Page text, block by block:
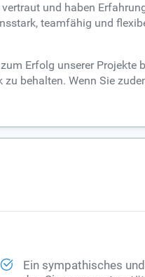
und haben
teamfähig und
Erfolg unserer Projekte
behalten. Wenn Sie
Ein sympathisches